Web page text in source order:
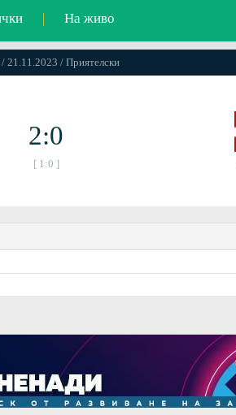
| На живо
21.11.2023 / Приятелски
2:0
[ 1:0 ]